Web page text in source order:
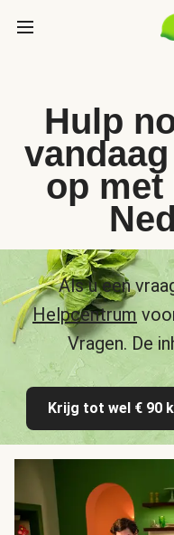
Hulp
op met
Als u een
Helpcentrum
Vragen. De
Krijg tot wel € 90